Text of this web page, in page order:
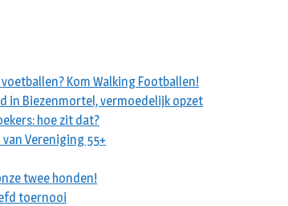
Kom Walking Footballen!
in Biezenmortel, vermoedelijk opzet
hoe zit dat?
Vereniging 55+
twee honden!
toernooi